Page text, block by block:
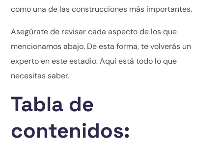
como una de las construcciones más importantes.
Asegúrate de revisar cada aspecto de los que
mencionamos abajo. De esta forma, te volverás un
experto en este estadio. Aquí está todo lo que
necesitas saber.
Tabla de
contenidos: